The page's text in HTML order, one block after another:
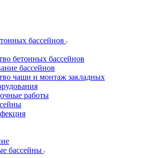
бассейнов
бетонных бассейнов
бассейнов
чаши и монтаж закладных
работы
бассейны